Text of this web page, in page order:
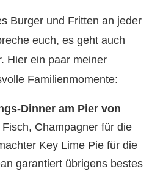
Burger und Fritten an jeder
euch, es geht auch
Hier ein paar meiner
Familienmomente:
Dinner am Pier von
Champagner für die
Key Lime Pie für die
garantiert übrigens bestes